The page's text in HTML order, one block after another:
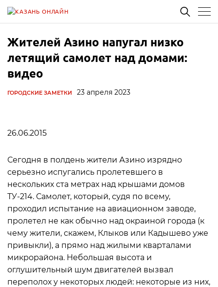
Жителей Азино напугал низко
летящий самолет над домами:
видео
ГОРОДСКИЕ ЗАМЕТКИ 23 апреля 2023
26.06.2015
Сегодня в полдень жители Азино изрядно
серьезно испугались пролетевшего в
нескольких ста метрах над крышами домов
ТУ-214. Самолет, который, судя по всему,
проходил испытание на авиационном заводе,
пролетел не как обычно над окраиной города (к
чему жители, скажем, Клыков или Кадышево уже
привыкли), а прямо над жилыми кварталами
микрорайона. Небольшая высота и
оглушительный шум двигателей вызвал
переполох у некоторых людей: некоторые из них,